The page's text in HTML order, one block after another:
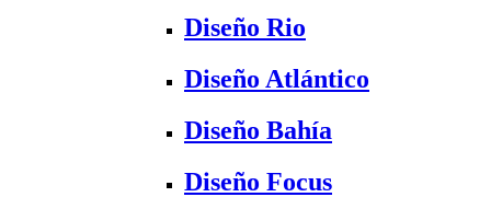
Diseño Rio
Diseño Atlántico
Diseño Bahía
Diseño Focus